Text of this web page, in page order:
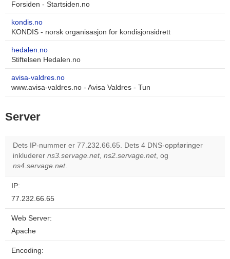
Forsiden - Startsiden.no
kondis.no
KONDIS - norsk organisasjon for kondisjonsidrett
hedalen.no
Stiftelsen Hedalen.no
avisa-valdres.no
www.avisa-valdres.no - Avisa Valdres - Tun
Server
Dets IP-nummer er 77.232.66.65. Dets 4 DNS-oppføringer
inkluderer ns3.servage.net, ns2.servage.net, og
ns4.servage.net.
IP:
77.232.66.65
Web Server:
Apache
Encoding: